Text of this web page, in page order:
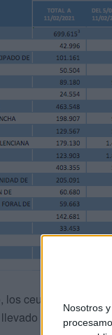
Nosotros
los ceutíes se
a cabo para